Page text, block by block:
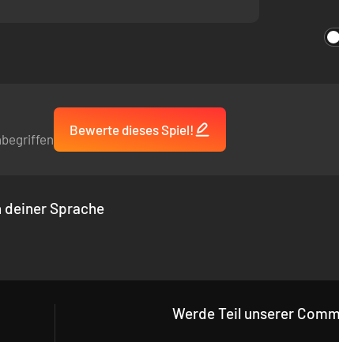
Bewerte dieses Spiel!
deiner Sprache
Werde Teil unserer